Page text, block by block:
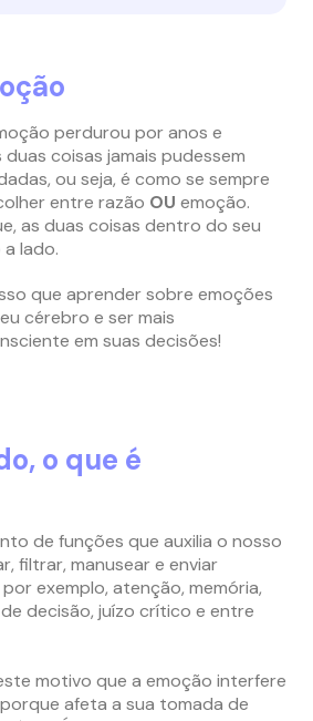
perdurou por anos e
coisas jamais pudessem
ou seja, é como se sempre
entre razão OU emoção.
as duas coisas dentro do seu
lado.
que aprender sobre emoções
cérebro e ser mais
em suas decisões!
o que é
de funções que auxilia o nosso
filtrar, manusear e enviar
exemplo, atenção, memória,
decisão, juízo crítico e entre
motivo que a emoção interfere
afeta a sua tomada de